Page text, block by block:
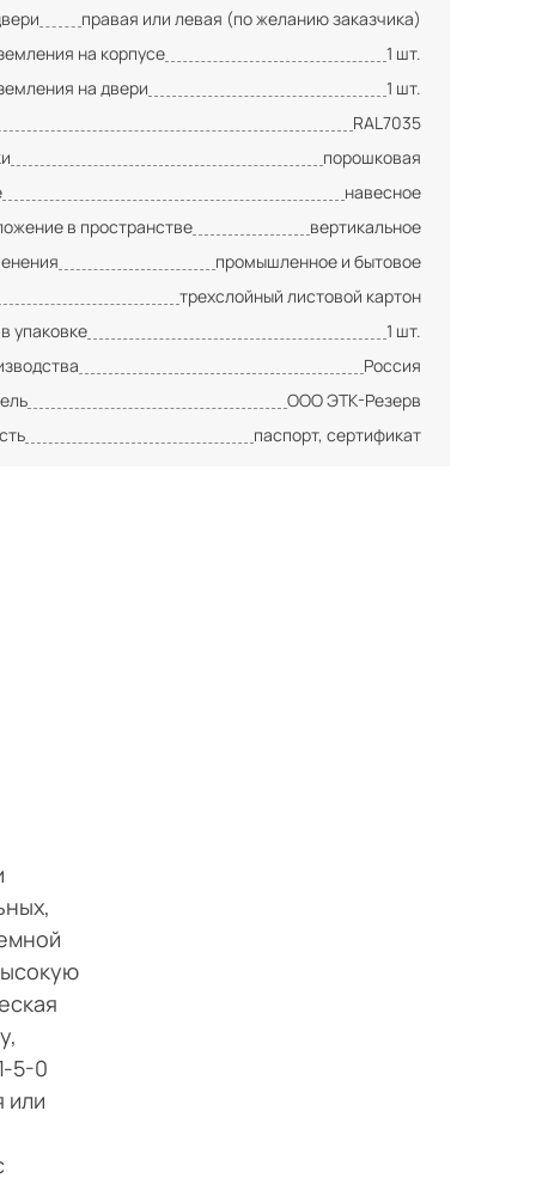
правая или левая (по желанию заказчика)
на корпусе
1 шт.
на двери
1 шт.
RAL7035
порошковая
навесное
в пространстве
вертикальное
промышленное и бытовое
трехслойный листовой картон
упаковке
1 шт.
Россия
ООО ЭТК-Резерв
паспорт, сертификат
5-0
или